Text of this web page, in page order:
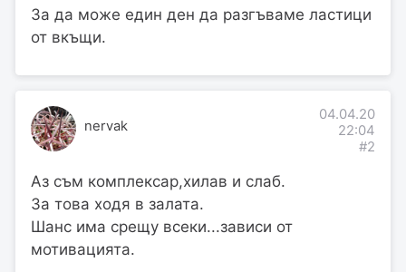
За да може един ден да разгъваме ластици
от вкъщи.
nervak
04.04.20
22:04
#2
Аз съм комплексар,хилав и слаб.
За това ходя в залата.
Шанс има срещу всеки...зависи от
мотивацията.